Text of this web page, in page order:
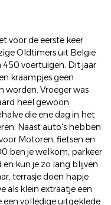
voor de eerste keer
Oldtimers uit België
voertuigen. Dit jaar
kraampjes geen
worden. Vroeger was
heel gewoon
die ene dag in het
Naast auto's hebben
Motoren, fietsen en
ben je welkom, parkeer
en kun je zo lang blijven
terrasje doen hapje
als klein extraatje een
volledige uitgeklede